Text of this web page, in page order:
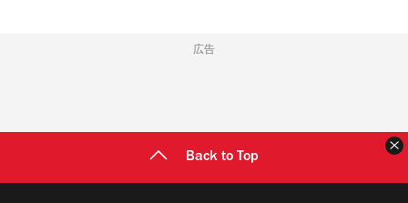
広告
Back to Top